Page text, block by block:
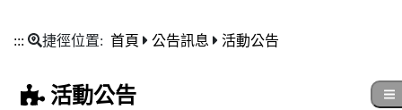
::: 捷徑位置: 首頁 公告訊息 活動公告
活動公告